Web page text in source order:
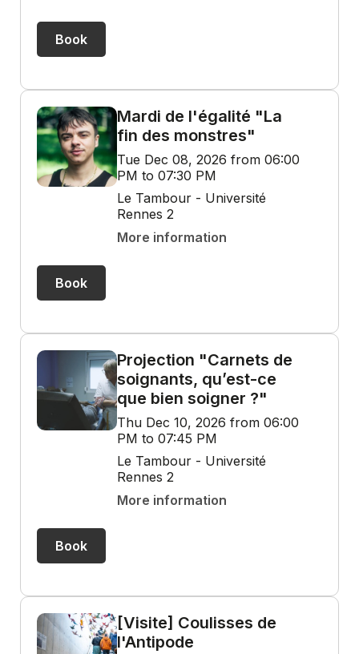
Book
Mardi de l'égalité "La
fin des monstres"
Tue Dec 08, 2026 from 06:00
PM to 07:30 PM
Le Tambour - Université
Rennes 2
More information
Book
Projection "Carnets de
soignants, qu’est-ce
que bien soigner ?"
Thu Dec 10, 2026 from 06:00
PM to 07:45 PM
Le Tambour - Université
Rennes 2
More information
Book
[Visite] Coulisses de
l'Antipode